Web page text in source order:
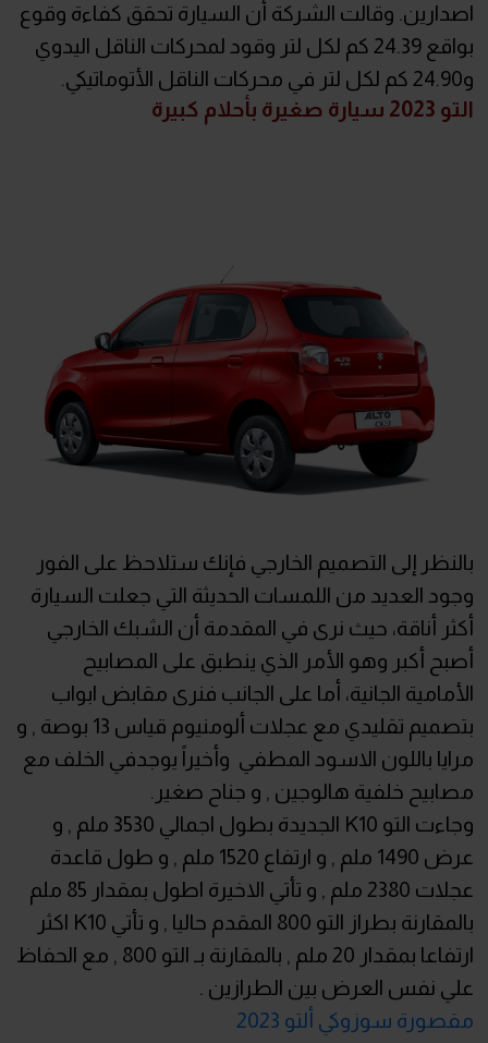
اصدارين. وقالت الشركة أن السيارة تحقق كفاءة وقوع
بواقع 24.39 كم لكل لتر وقود لمحركات الناقل اليدوي
و24.90 كم لكل لتر في محركات الناقل الأتوماتيكي.
التو 2023 سيارة صغيرة بأحلام كبيرة
بالنظر إلى التصميم الخارجي فإنك ستلاحظ على الفور
وجود العديد من اللمسات الحديثة التي جعلت السيارة
أكثر أناقة، حيث نرى في المقدمة أن الشبك الخارجي
أصبح أكبر وهو الأمر الذي ينطبق على المصابيح
الأمامية الجانية، أما على الجانب فنرى مقابض ابواب
بتصميم تقليدي مع عجلات ألومنيوم قياس 13 بوصة , و
مرايا باللون الاسود المطفي وأخيراً يوجدفي الخلف مع
مصابيح خلفية هالوجين , و جناح صغير.
وجاءت التو K10 الجديدة بطول اجمالي 3530 ملم , و
عرض 1490 ملم , و ارتفاع 1520 ملم , و طول قاعدة
عجلات 2380 ملم , و تأتي الاخيرة اطول بمقدار 85 ملم
بالمقارنة بطراز التو 800 المقدم حاليا , و تأتي K10 اكثر
ارتفاعا بمقدار 20 ملم , بالمقارنة بـ التو 800 , مع الحفاظ
علي نفس العرض بين الطرازين .
مقصورة سوزوكي ألتو 2023